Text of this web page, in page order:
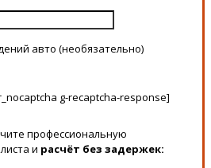
авто (необязательно)
g-recaptcha-response]
профессиональную
и расчёт без задержек: